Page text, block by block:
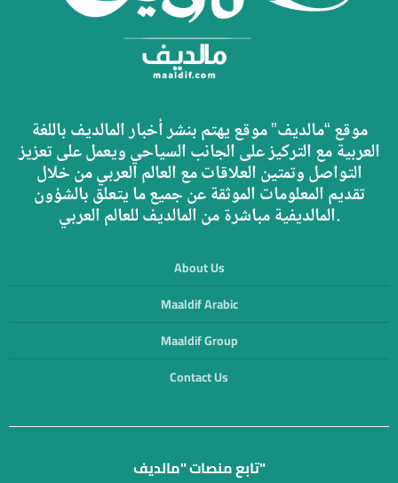
موقع “مالديف” موقع يهتم بنشر أخبار المالديف باللغة
العربية مع التركيز على الجانب السياحي ويعمل على تعزيز
التواصل وتمتين العلاقات مع العالم العربي من خلال
تقديم المعلومات الموثقة عن جميع ما يتعلق بالشؤون
المالديفية مباشرة من المالديف للعالم العربي.
About Us
Maaldif Arabic
Maaldif Group
Contact Us
تابع منصات "مالديف"